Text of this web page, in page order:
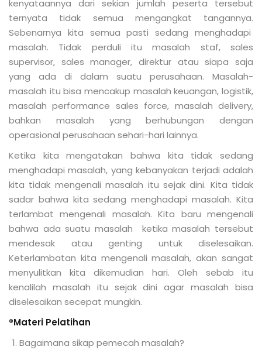
kenyataannya dari sekian jumlah peserta tersebut
ternyata tidak semua mengangkat tangannya.
Sebenarnya kita semua pasti sedang menghadapi
masalah. Tidak perduli itu masalah staf, sales
supervisor, sales manager, direktur atau siapa saja
yang ada di dalam suatu perusahaan. Masalah-
masalah itu bisa mencakup masalah keuangan, logistik,
masalah performance sales force, masalah delivery,
bahkan masalah yang berhubungan dengan
operasional perusahaan sehari-hari lainnya.
Ketika kita mengatakan bahwa kita tidak sedang
menghadapi masalah, yang kebanyakan terjadi adalah
kita tidak mengenali masalah itu sejak dini. Kita tidak
sadar bahwa kita sedang menghadapi masalah. Kita
terlambat mengenali masalah. Kita baru mengenali
bahwa ada suatu masalah ketika masalah tersebut
mendesak atau genting untuk diselesaikan.
Keterlambatan kita mengenali masalah, akan sangat
menyulitkan kita dikemudian hari. Oleh sebab itu
kenalilah masalah itu sejak dini agar masalah bisa
diselesaikan secepat mungkin.
®Materi Pelatihan
Bagaimana sikap pemecah masalah?